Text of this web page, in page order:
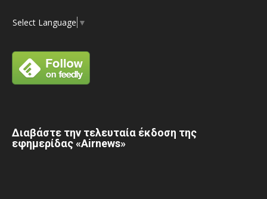
Select Language ▼
Διαβάστε την τελευταία έκδοση της
εφημερίδας «Airnews»